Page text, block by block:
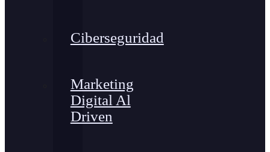
Ciberseguridad
Marketing
Digital Al
Driven